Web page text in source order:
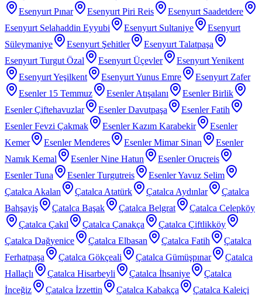
Esenyurt Pınar
Esenyurt Piri Reis
Esenyurt Saadetdere
Esenyurt Selahaddin Eyyubi
Esenyurt Sultaniye
Esenyurt
Süleymaniye
Esenyurt Şehitler
Esenyurt Talatpaşa
Esenyurt Turgut Özal
Esenyurt Üçevler
Esenyurt Yenikent
Esenyurt Yeşilkent
Esenyurt Yunus Emre
Esenyurt Zafer
Esenler 15 Temmuz
Esenler Atışalanı
Esenler Birlik
Esenler Çiftehavuzlar
Esenler Davutpaşa
Esenler Fatih
Esenler Fevzi Çakmak
Esenler Kazım Karabekir
Esenler
Kemer
Esenler Menderes Esenler Mimar Sinan
Esenler
Namık Kemal
Esenler Nine Hatun
Esenler Oruçreis
Esenler Tuna
Esenler Turgutreis
Esenler Yavuz Selim
Çatalca Akalan
Çatalca Atatürk Çatalca Aydınlar
Çatalca
Bahşayiş
Çatalca Başak Çatalca Belgrat
Çatalca Celepköy
Çatalca Çakıl
Çatalca Çanakça
Çatalca Çiftlikköy
Çatalca Dağyenice
Çatalca Elbasan Çatalca Fatih
Çatalca
Ferhatpaşa
Çatalca Gökçeali Çatalca Gümüşpınar
Çatalca
Hallaçlı
Çatalca Hisarbeyli Çatalca İhsaniye
Çatalca
İnceğiz
Çatalca İzzettin Çatalca Kabakça
Çatalca Kaleiçi